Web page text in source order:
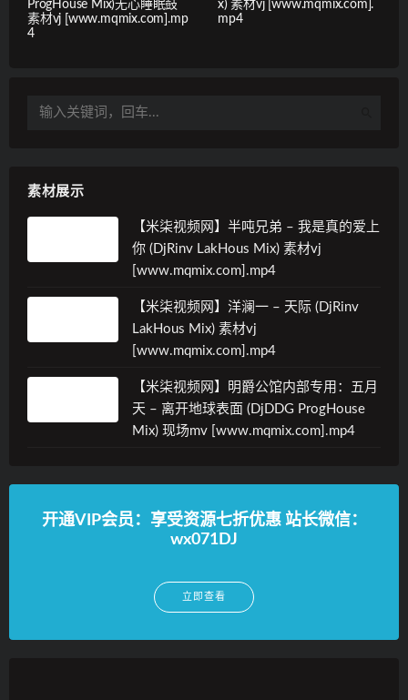
ProgHouse Mix)无心睡眠鼓
素材vj [www.mqmix.com].mp
4
x) 素材vj [www.mqmix.com].
mp4
素材展示
【米柒视频网】半吨兄弟 – 我是真的爱上
你 (DjRinv LakHous Mix) 素材vj
[www.mqmix.com].mp4
【米柒视频网】洋澜一 – 天际 (DjRinv
LakHous Mix) 素材vj
[www.mqmix.com].mp4
【米柒视频网】明爵公馆内部专用：五月
天 – 离开地球表面 (DjDDG ProgHouse
Mix) 现场mv [www.mqmix.com].mp4
开通VIP会员：享受资源七折优惠 站长微信：
wx071DJ
立即查看